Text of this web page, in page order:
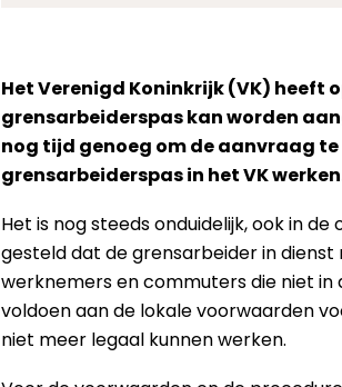
Het Verenigd Koninkrijk (VK) heeft
grensarbeiderspas kan worden
nog tijd genoeg om de aanvraag te
grensarbeiderspas in het VK
Het is nog steeds onduidelijk, ook in
gesteld dat de grensarbeider in
werknemers en commuters die niet in
voldoen aan de lokale voorwaarden
niet meer legaal kunnen werken.